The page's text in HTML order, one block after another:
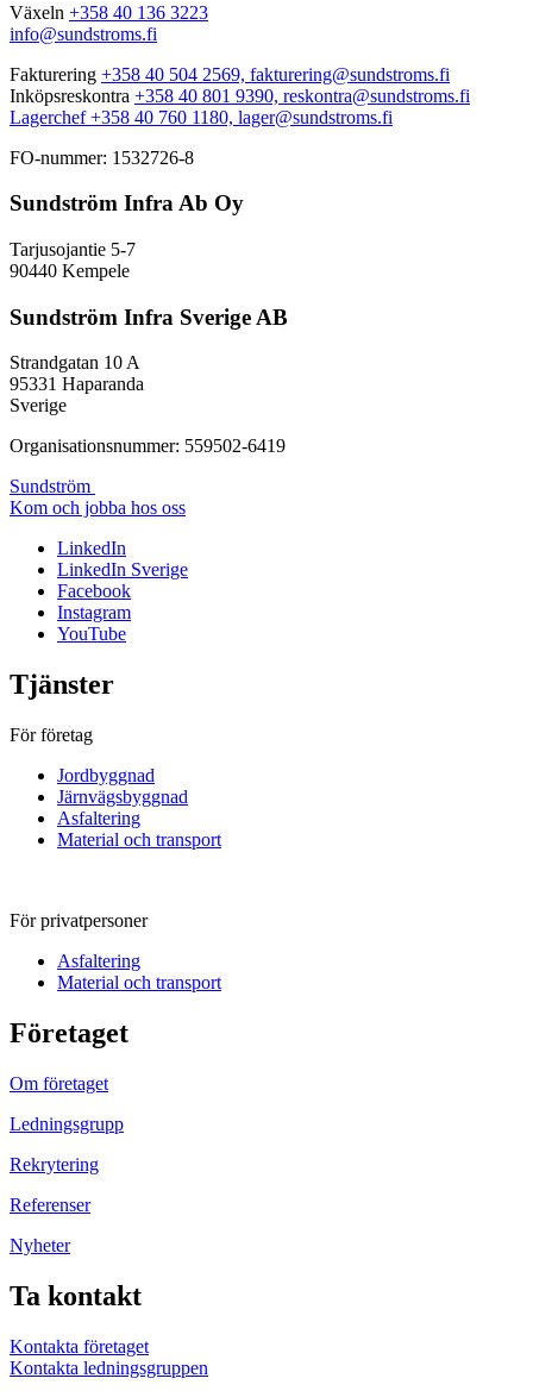
Växeln +358 40 136 3223
info@sundstroms.fi
Fakturering +358 40 504 2569, fakturering@sundstroms.fi
Inköpsreskontra +358 40 801 9390, reskontra@sundstroms.fi
Lagerchef +358 40 760 1180, lager@sundstroms.fi
FO-nummer: 1532726-8
Sundström Infra Ab Oy
Tarjusojantie 5-7
90440 Kempele
Sundström Infra Sverige AB
Strandgatan 10 A
95331 Haparanda
Sverige
Organisationsnummer: 559502-6419
Sundström
Kom och jobba hos oss
LinkedIn
LinkedIn Sverige
Facebook
Instagram
YouTube
Tjänster
För företag
Jordbyggnad
Järnvägsbyggnad
Asfaltering
Material och transport
För privatpersoner
Asfaltering
Material och transport
Företaget
Om företaget
Ledningsgrupp
Rekrytering
Referenser
Nyheter
Ta kontakt
Kontakta företaget
Kontakta ledningsgruppen